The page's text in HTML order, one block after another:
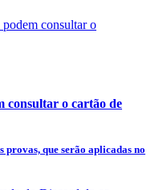
consultar o cartão de
que serão aplicadas no